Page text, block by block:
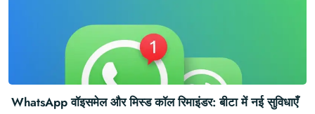
WhatsApp वॉइसमेल और मिस्ड कॉल रिमाइंडर: बीटा में नई सुविधाएँ